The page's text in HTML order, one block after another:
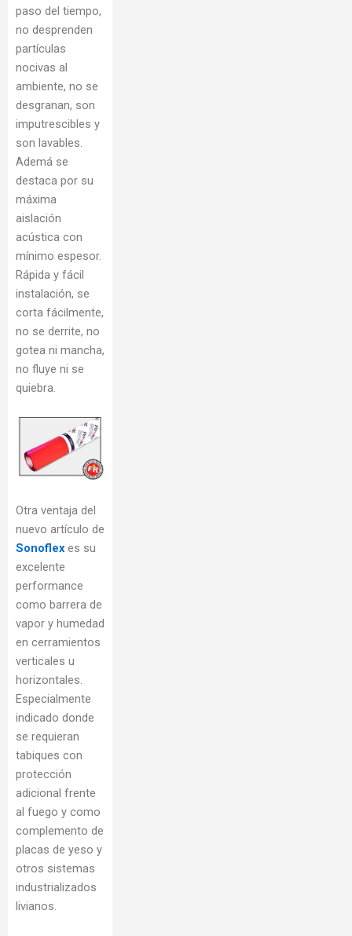
paso del tiempo,
no desprenden
partículas
nocivas al
ambiente, no se
desgranan, son
imputrescibles y
son lavables.
Ademá se
destaca por su
máxima
aislación
acústica con
mínimo espesor.
Rápida y fácil
instalación, se
corta fácilmente,
no se derrite, no
gotea ni mancha,
no fluye ni se
quiebra.
Otra ventaja del
nuevo artículo de
Sonoflex es su
excelente
performance
como barrera de
vapor y humedad
en cerramientos
verticales u
horizontales.
Especialmente
indicado donde
se requieran
tabiques con
protección
adicional frente
al fuego y como
complemento de
placas de yeso y
otros sistemas
industrializados
livianos.